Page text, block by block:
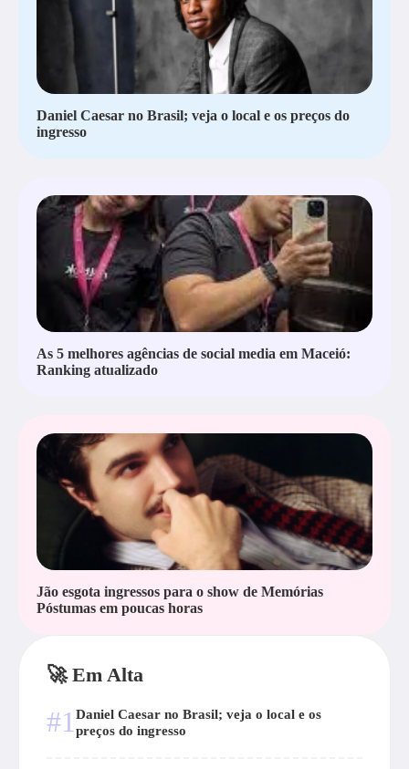
Daniel Caesar no Brasil; veja o local e os preços do
ingresso
As 5 melhores agências de social media em Maceió:
Ranking atualizado
Jão esgota ingressos para o show de Memórias
Póstumas em poucas horas
🚀 Em Alta
#1 Daniel Caesar no Brasil; veja o local e os
preços do ingresso